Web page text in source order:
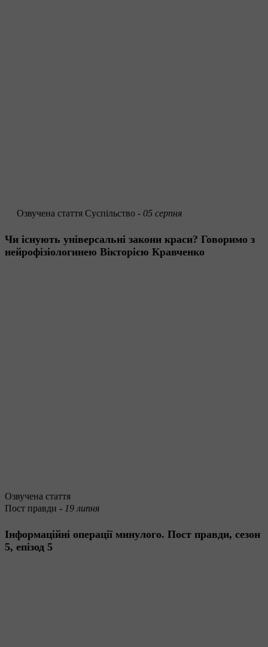
Озвучена стаття Суспільство - 05 серпня
Чи існують універсальні закони краси? Говоримо з
нейрофізіологинею Вікторією Кравченко
Озвучена стаття
Пост правди - 19 липня
Інформаційні операції минулого. Пост правди, сезон
5, епізод 5